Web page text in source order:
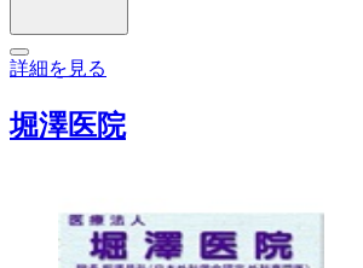
詳細を見る
堀澤医院